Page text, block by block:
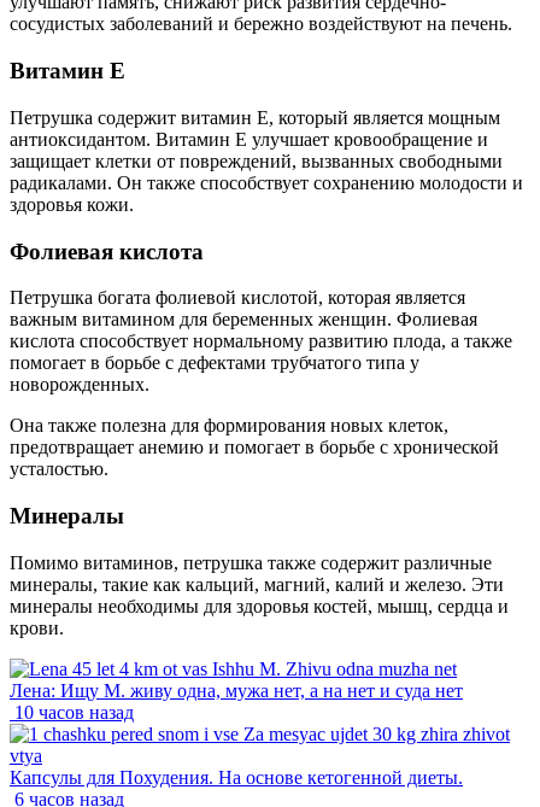
сосудистых заболеваний и бережно воздействуют на печень.
Витамин Е
Петрушка содержит витамин Е, который является мощным
антиоксидантом. Витамин Е улучшает кровообращение и
защищает клетки от повреждений, вызванных свободными
радикалами. Он также способствует сохранению молодости и
здоровья кожи.
Фолиевая кислота
Петрушка богата фолиевой кислотой, которая является
важным витамином для беременных женщин. Фолиевая
кислота способствует нормальному развитию плода, а также
помогает в борьбе с дефектами трубчатого типа у
новорожденных.
Она также полезна для формирования новых клеток,
предотвращает анемию и помогает в борьбе с хронической
усталостью.
Минералы
Помимо витаминов, петрушка также содержит различные
минералы, такие как кальций, магний, калий и железо. Эти
минералы необходимы для здоровья костей, мышц, сердца и
крови.
Лена: Ищу М. живу одна, мужа нет, а на нет и суда нет
10 часов назад
Капсулы для Похудения. На основе кетогенной диеты.
6 часов назад